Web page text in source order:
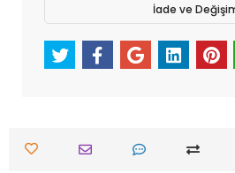
İade ve